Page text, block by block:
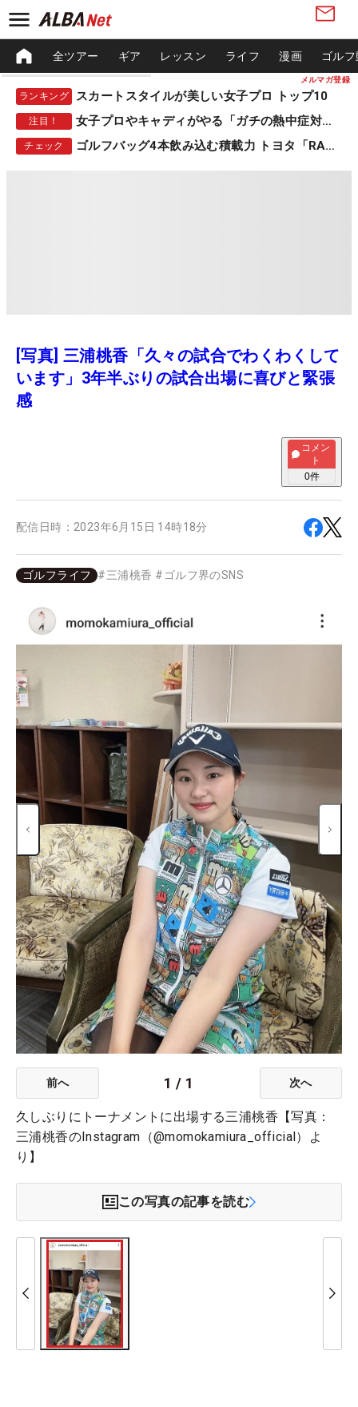
メルマガ登録
全ツアー ギア レッスン ライフ 漫画 ゴル
ランキング スカートスタイルが美しい女子プロ トップ10
注目！ 女子プロやキャディがやる「ガチの熱中症対策」
チェック ゴルフバッグ4本飲み込む積載力 トヨタ「RAV4」
[写真] 三浦桃香「久々の試合でわくわくして
います」3年半ぶりの試合出場に喜びと緊張
感
コメン
ト
0件
配信日時： 2023年6月15日 14時18分
ゴルフライフ #三浦桃香 # ゴルフ界のSNS
前へ 1 / 1 次へ
久しぶりにトーナメントに出場する三浦桃香【写真：
三浦桃香のInstagram（@momokamiura_official）よ
り】
この写真の記事を読む